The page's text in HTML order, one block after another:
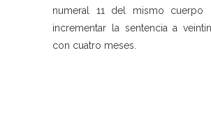
numeral 11 del mismo cuerpo
incrementar la sentencia a
con cuatro meses.